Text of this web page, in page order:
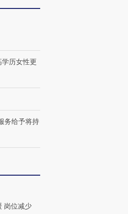
飞地休达
三对
住三大增长引擎是什么？
历女性更
务给予将持
岗位减少